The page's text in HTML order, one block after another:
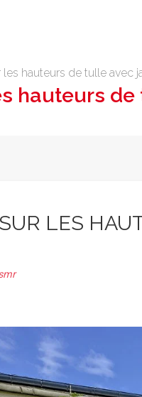
les hauteurs de tulle avec
hauteurs
LES